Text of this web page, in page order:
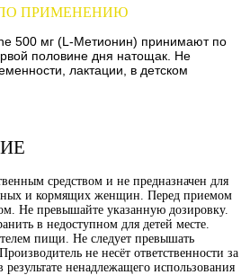
ПРИМЕНЕНИЮ
500 мг (L-Метионин) принимают по
половине дня натощак. Не
лактации, в детском
средством и не предназначен для
и кормящих женщин. Перед приемом
Не превышайте указанную дозировку.
в недоступном для детей месте.
пищи. Не следует превышать
не несёт ответственности за
ненадлежащего использования